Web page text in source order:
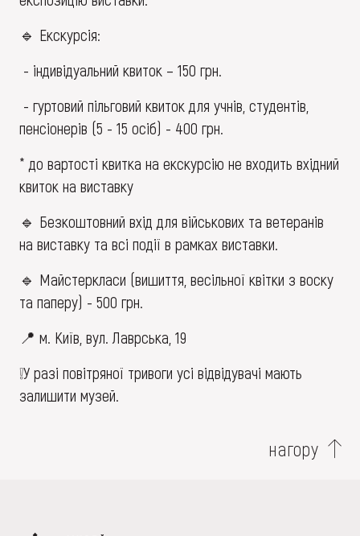
🔹 Екскурсія:
- індивідуальний квиток – 150 грн.
- гуртовий пільговий квиток для учнів, студентів,
пенсіонерів (5 - 15 осіб) - 400 грн.
* до вартості квитка на екскурсію не входить вхідний
квиток на виставку
🔹 Безкоштовний вхід для військових та ветеранів
на виставку та всі події в рамках виставки.
🔹 Майстеркласи (вишиття, весільної квітки з воску
та паперу) - 500 грн.
📍 м. Київ, вул. Лаврська, 19
❕У разі повітряної тривоги усі відвідувачі мають
залишити музей.
нагору